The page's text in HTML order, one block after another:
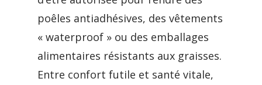
poêles antiadhésives, des vêtements
« waterproof » ou des emballages
alimentaires résistants aux graisses.
Entre confort futile et santé vitale,